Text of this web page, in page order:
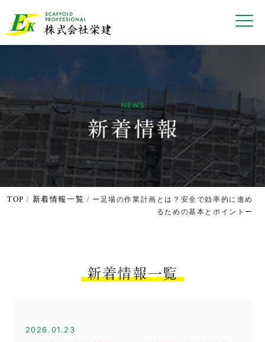
TOP / 新着情報一覧 / ー足場の作業計画とは？安全で効率的に進め
るための基本とポイントー
新着情報一覧
2026.01.23